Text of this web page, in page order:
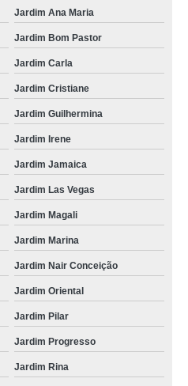
Jardim Ana Maria
Jardim Bom Pastor
Jardim Carla
Jardim Cristiane
Jardim Guilhermina
Jardim Irene
Jardim Jamaica
Jardim Las Vegas
Jardim Magali
Jardim Marina
Jardim Nair Conceição
Jardim Oriental
Jardim Pilar
Jardim Progresso
Jardim Rina